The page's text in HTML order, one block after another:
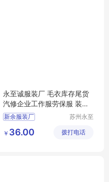
永至诚服装厂 毛衣库存尾货
汽修企业工作服劳保服 装定
制刺绣
新余服装厂
苏州永至
限公司
￥ 36.00 拨打电话